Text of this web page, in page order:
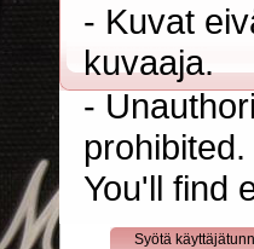
- Kuvat
kuvaaja.
-
You'll find
Syötä